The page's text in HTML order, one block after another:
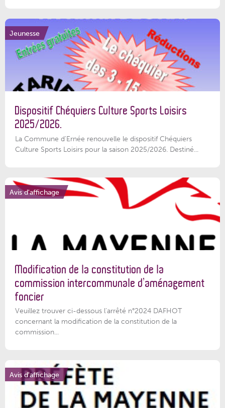
Jeunesse
Dispositif Chéquiers Culture Sports Loisirs
2025/2026.
La Commune d'Ernée renouvelle le dispositif Chéquiers
Culture Sports Loisirs pour la saison 2025/2026. Destiné...
Avis d'affichage
Modification de la constitution de la
commission intercommunale d’aménagement
foncier
Veuillez trouver ci-dessous l'arrêté n°2024 DAFHOT
concernant la modification de la constitution de la
commission...
Avis d'affichage